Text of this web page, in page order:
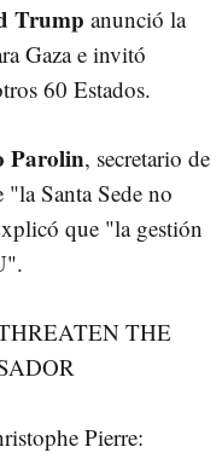
Trump anunció la
Gaza e invitó
60 Estados.
Parolin, secretario de
Santa Sede no
que "la gestión
THE
Pierre: